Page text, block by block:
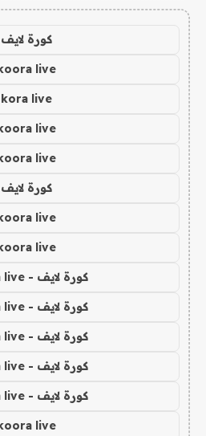
كورة لايف
live
kora live
live
live
كورة لايف
live
live
كورة لايف - koora live
كورة لايف - koora live
كورة لايف - koora live
كورة لايف - koora live
كورة لايف - koora live
live